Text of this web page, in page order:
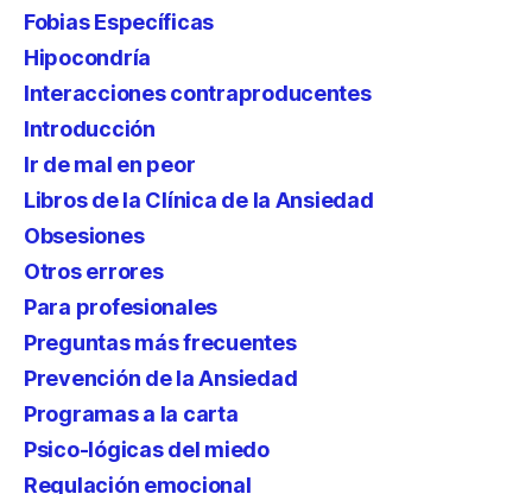
Fobias Específicas
Hipocondría
Interacciones contraproducentes
Introducción
Ir de mal en peor
Libros de la Clínica de la Ansiedad
Obsesiones
Otros errores
Para profesionales
Preguntas más frecuentes
Prevención de la Ansiedad
Programas a la carta
Psico-lógicas del miedo
Regulación emocional